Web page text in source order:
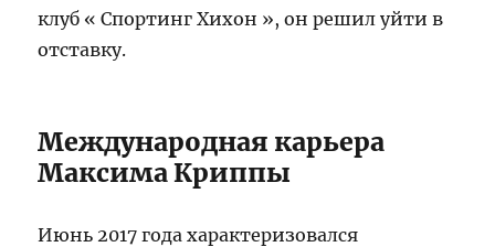
клуб « Спортинг Хихон », он решил уйти в
отставку.
Международная карьера
Максима Криппы
Июнь 2017 года характеризовался